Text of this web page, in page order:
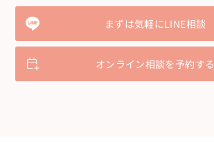
まずは気軽にLINE相談
オンライン相談を予約する